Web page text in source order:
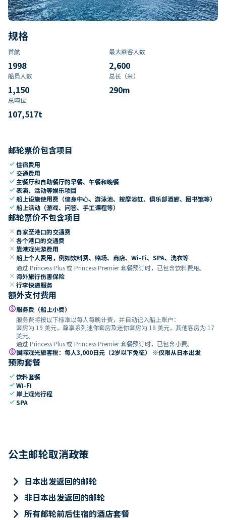
规格
首航
1998
最大乘客人数
2,600
船员人数
1,150
总长（米）
290m
总吨位
107,517t
邮轮票价包含项目
check住宿费用
check 交通费用
check 主餐厅和自助餐厅的早餐、午餐和晚餐
check表演、活动等娱乐项目
check船上设施使用费（健身中心、游泳池、按摩浴缸、俱乐部酒廊、图书馆等）
check船上活动（游戏、问答、手工课程等）
邮轮票价不包含项目
close 自家至港口的交通费
close 各个港口的交通费
close 靠港观光游费用
close 船上个人费用，例如饮料费、赌场、商店、Wi-Fi、SPA、洗衣等
通过 Princess Plus 或 Princess Premier 套餐预订时，已包含饮料费用。
close 海外旅行伤害保险
close 行李快递服务
额外支付费用
paid服务费（船上小费）
服务费将按以下标准以每人每晚计费，并自动记入船上账户：
套房为 19 美元，尊享系列迷你套房及迷你套房为 18 美元，其他客房为 17
美元。
通过 Princess Plus 或 Princess Premier 套餐预订时，已包含小费。
paid国际观光旅客税：每人3,000日元（2岁以下免征） ※仅限从日本出发
预购套餐
check饮料套餐
checkWi-Fi
check 岸上观光行程
checkSPA
公主邮轮取消政策
keyboard_arrow_right 日本出发返回的邮轮
keyboard_arrow_right 非日本出发返回的邮轮
keyboard_arrow_right 所有邮轮前后住宿的酒店套餐